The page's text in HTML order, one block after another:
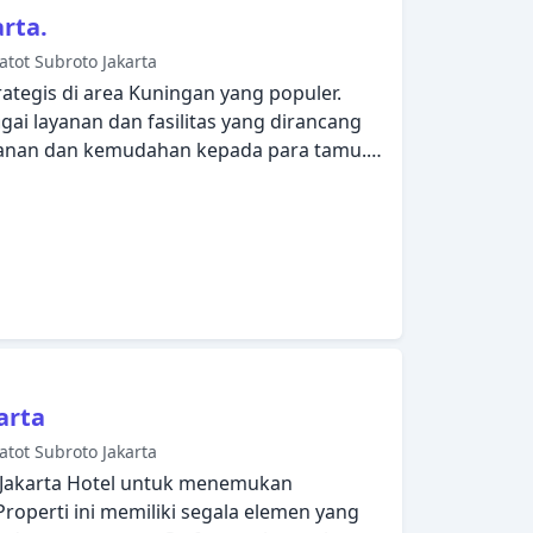
renang luar ruangan. Suasana yang
bisa Anda harapkan selama
Subroto Jakarta
di area Kuningan yang populer.
layanan dan fasilitas yang dirancang
dan kemudahan kepada para tamu.
dan memandu Anda di
dengan segala fasilitas yang Anda
diri Anda setelah berkeliling
Anda atau manfaatkan fasilitas
tub, pusat kebugaran, sauna, kolam
yang ramah dan pelayanan yang
selama menginap di Manhattan Hotel.
Subroto Jakarta
Hotel untuk menemukan
ini memiliki segala elemen yang